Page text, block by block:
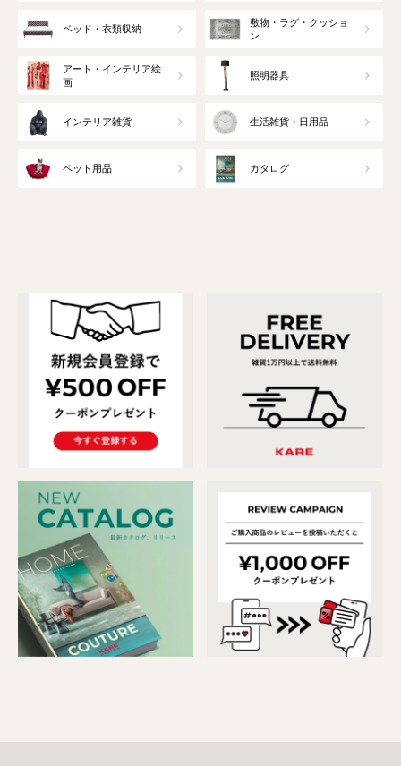
ベッド・衣類収納
敷物・ラグ・クッショ
ン
アート・インテリア絵
画
照明器具
インテリア雑貨 生活雑貨・日用品
ペット用品 カタログ